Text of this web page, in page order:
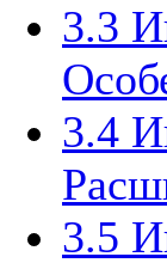
3.3
3.4
3.5